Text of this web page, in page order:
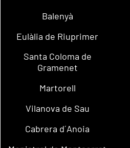
Balenyà
Eulàlia de Riuprimer
Santa Coloma de
Gramenet
Martorell
Vilanova de Sau
Cabrera d´Anoia